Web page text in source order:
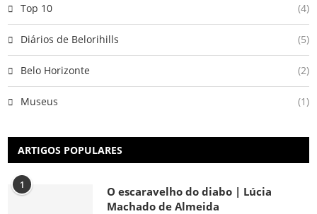
Top 10 (4)
Diários de Belorihills (5)
Belo Horizonte (2)
Museus (1)
ARTIGOS POPULARES
1
O escaravelho do diabo | Lúcia
Machado de Almeida